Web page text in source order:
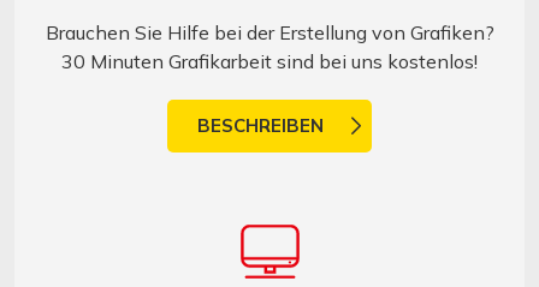
Brauchen Sie Hilfe bei der Erstellung von Grafiken?
30 Minuten Grafikarbeit sind bei uns kostenlos!
BESCHREIBEN